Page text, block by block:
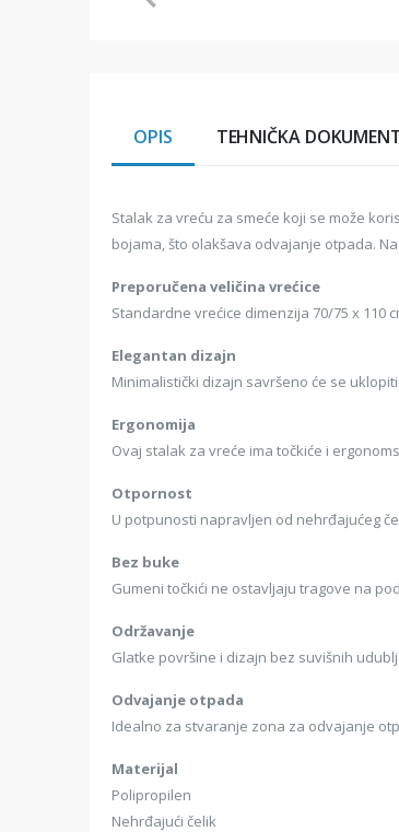
Item
OPIS TEHNIČKA
Stalak za vreću za smeće koji se može
bojama, što olakšava odvajanje otpada.
Preporučena veličina vrećice
Standardne vrećice dimenzija 70/75 x 110
Elegantan dizajn
Minimalistički dizajn savršeno će se
Ergonomija
Ovaj stalak za vreće ima točkiće i
Otpornost
U potpunosti napravljen od nehrđajućeg
Bez buke
Gumeni točkići ne ostavljaju tragove na
Održavanje
Glatke površine i dizajn bez suvišnih
Odvajanje otpada
Idealno za stvaranje zona za odvajanje
Materijal
Polipropilen
Nehrđajući čelik